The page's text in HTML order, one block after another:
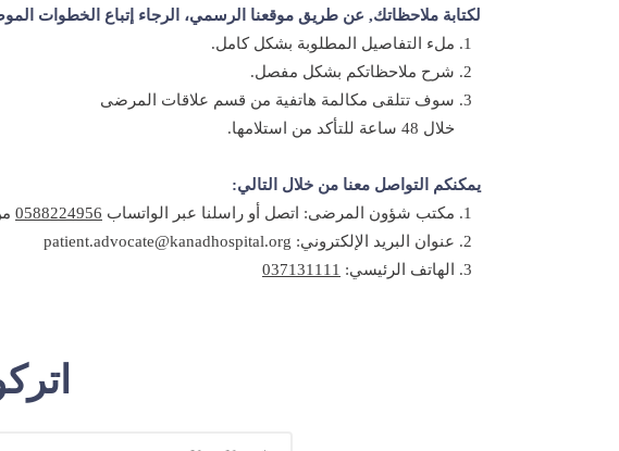
لكتابة ملاحظاتك, عن طريق موقعنا الرسمي، الرجاء إتباع الخطوات
خلال 48 ساعة للتأكد من استلامها.
يمكنكم التواصل معنا من خلال التالي:
0588224956 من 9:00 حتى
037131111